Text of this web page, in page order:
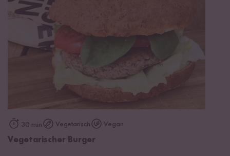
30 min Vegetarisch Vegan
Vegetarischer Burger